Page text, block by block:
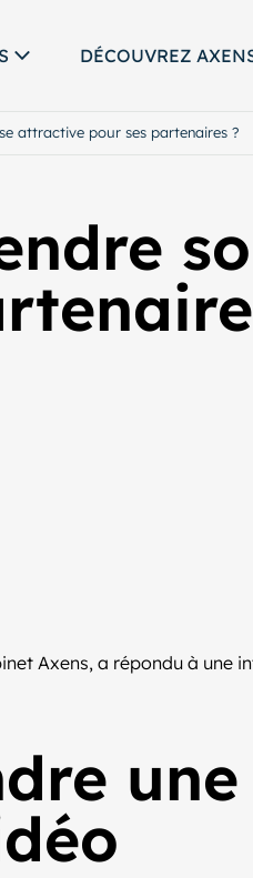
DÉCOUVREZ
attractive pour ses partenaires ?
Axens, a répondu à une